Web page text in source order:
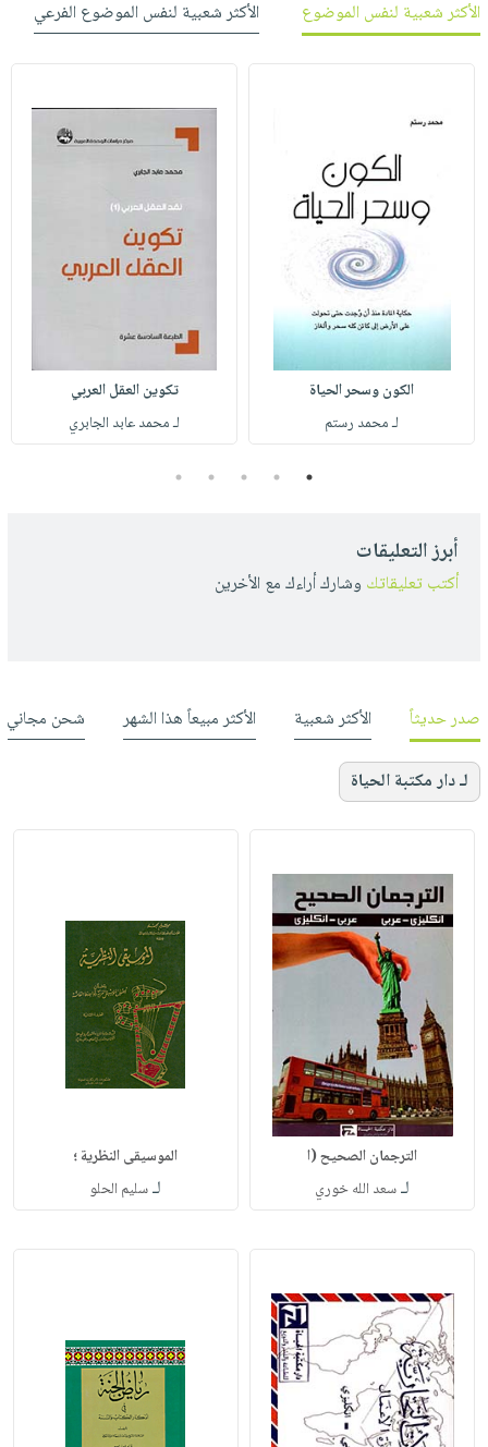
الأكثر شعبية لنفس الموضوع الأكثر شعبية لنفس الموضوع الفرعي
الكون وسحر الحياة
لـ محمد رستم
تكوين العقل العربي
لـ محمد عابد الجابري
1
2
3
4
5
أبرز التعليقات
أكتب تعليقاتك وشارك أراءك مع الأخرين
صدر حديثاً الأكثر شعبية الأكثر مبيعاً هذا الشهر شحن مجاني
لـ دار مكتبة الحياة
الترجمان الصحيح (ا
لـسعد الله خوري
الموسيقى النظرية ؛
لـسليم الحلو